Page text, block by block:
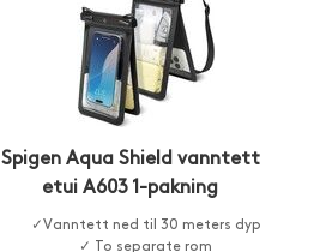
Spigen Aqua Shield vanntett
etui A603 1-pakning
✓Vanntett ned til 30 meters dyp
✓ To separate rom